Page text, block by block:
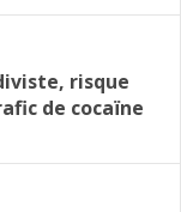
risque
de cocaïne